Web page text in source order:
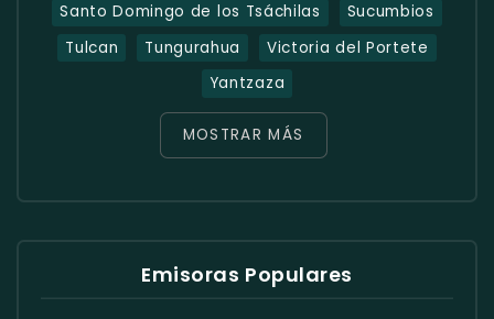
Santo Domingo de los Tsáchilas
Sucumbios
Tulcan
Tungurahua
Victoria del Portete
Yantzaza
MOSTRAR MÁS
Emisoras Populares